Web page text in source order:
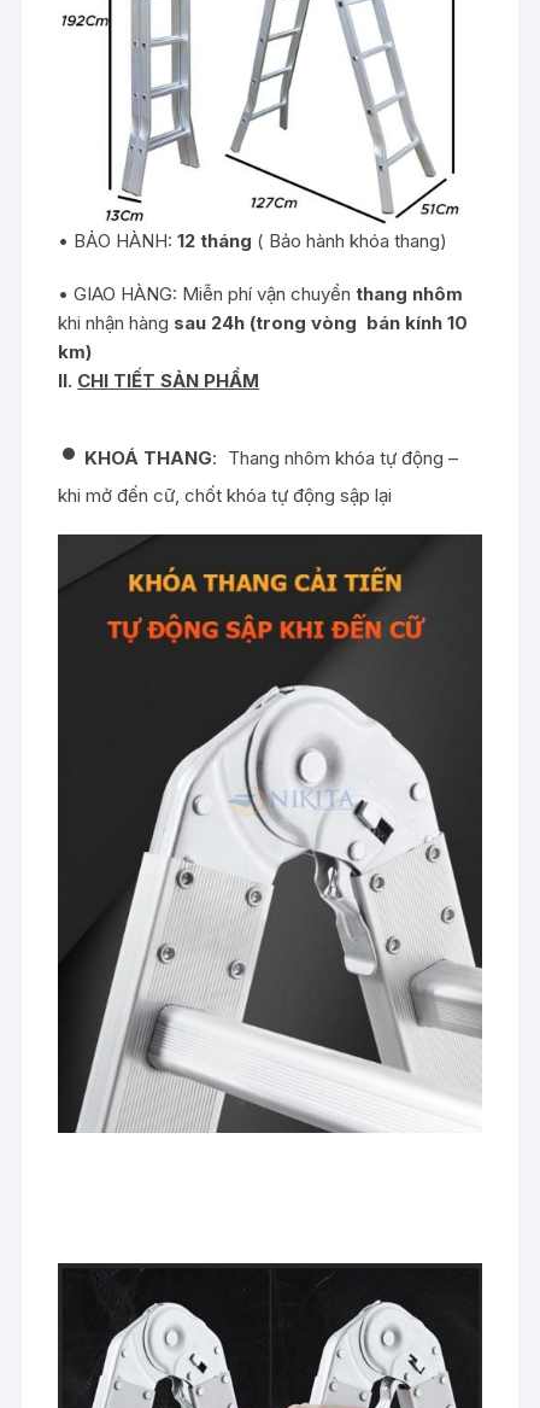
• BẢO HÀNH:12 tháng ( Bảo hành khóa thang)
• GIAO HÀNG: Miễn phí vận chuyểnthang nhôm
khi nhận hàng sau 24h (trong vòng bán kính 10
km)
II. CHI TIẾT SẢN PHẨM
• KHOÁ THANG: Thang nhôm khóa tự động –
khi mở đến cữ, chốt khóa tự động sập lại